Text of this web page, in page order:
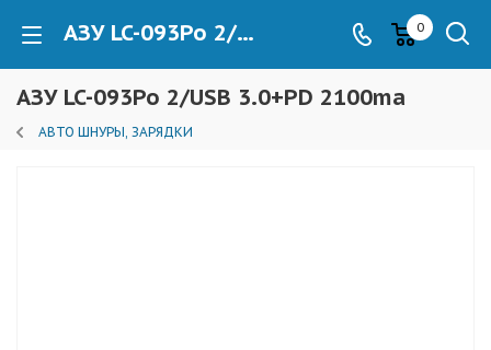
АЗУ LC-093Po 2/USB 3.0+PD 2100ma 0
АЗУ LC-093Po 2/USB 3.0+PD 2100ma
АВТО ШНУРЫ, ЗАРЯДКИ